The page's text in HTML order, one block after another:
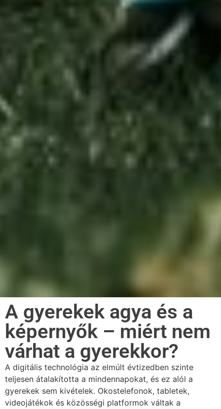
A gyerekek agya és a
képernyők – miért nem
várhat a gyerekkor?
A digitális technológia az elmúlt évtizedben szinte
teljesen átalakította a mindennapokat, és ez alól a
gyerekek sem kivételek. Okostelefonok, tabletek,
videojátékok és közösségi platformok váltak a